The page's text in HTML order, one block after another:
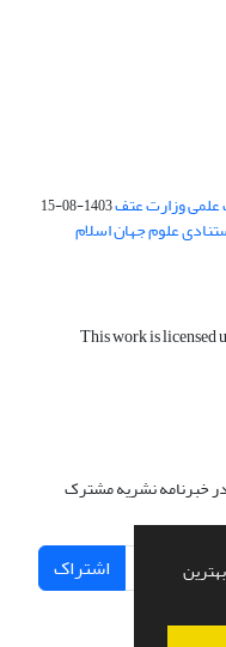
وزارت عتف1403-08-15
علوم جهان اسلام
This work is licensed
در خبرنامه نشریه مشترک
اشتراک